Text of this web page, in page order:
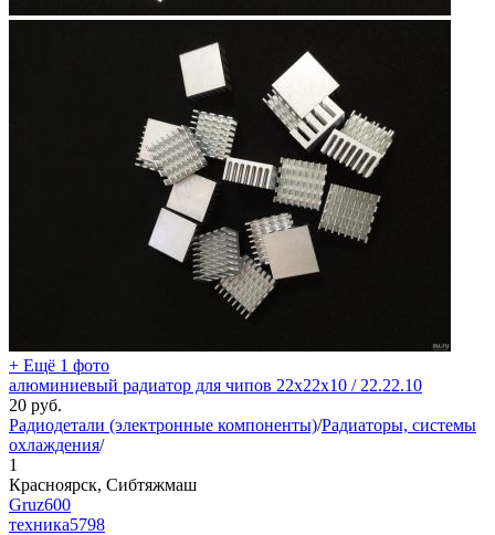
+ Ещё 1 фото
алюминиевый радиатор для чипов 22х22х10 / 22.22.10
20 руб.
Радиодетали (электронные компоненты)/Радиаторы, системы
охлаждения/
1
Красноярск, Сибтяжмаш
Gruz600
техника5798